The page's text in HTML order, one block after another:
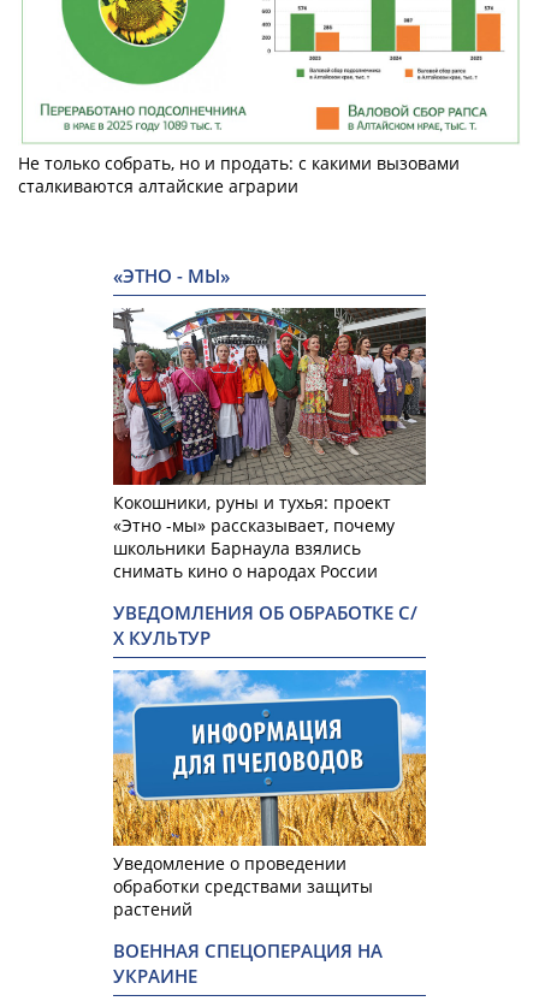
Не только собрать, но и продать: с какими вызовами
сталкиваются алтайские аграрии
«ЭТНО - МЫ»
Кокошники, руны и тухья: проект
«Этно -мы» рассказывает, почему
школьники Барнаула взялись
снимать кино о народах России
УВЕДОМЛЕНИЯ ОБ ОБРАБОТКЕ С/
Х КУЛЬТУР
Уведомление о проведении
обработки средствами защиты
растений
ВОЕННАЯ СПЕЦОПЕРАЦИЯ НА
УКРАИНЕ